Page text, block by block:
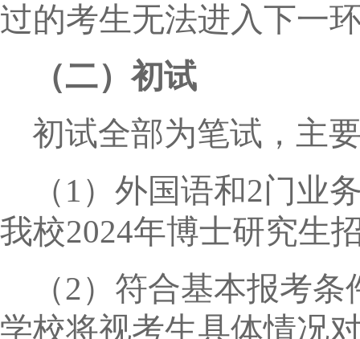
过的考生无法进入下一
（二）初试
初试全部为笔试，主
（1 ）外国语和2门业
我校2024年博士研究生
（2）符合基本报考
学校将视考生具体情况